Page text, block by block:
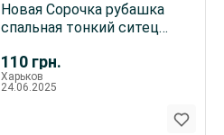
110 грн.
Новая Сорочка рубашка
спальная тонкий ситец
Харьков
24.06.2025